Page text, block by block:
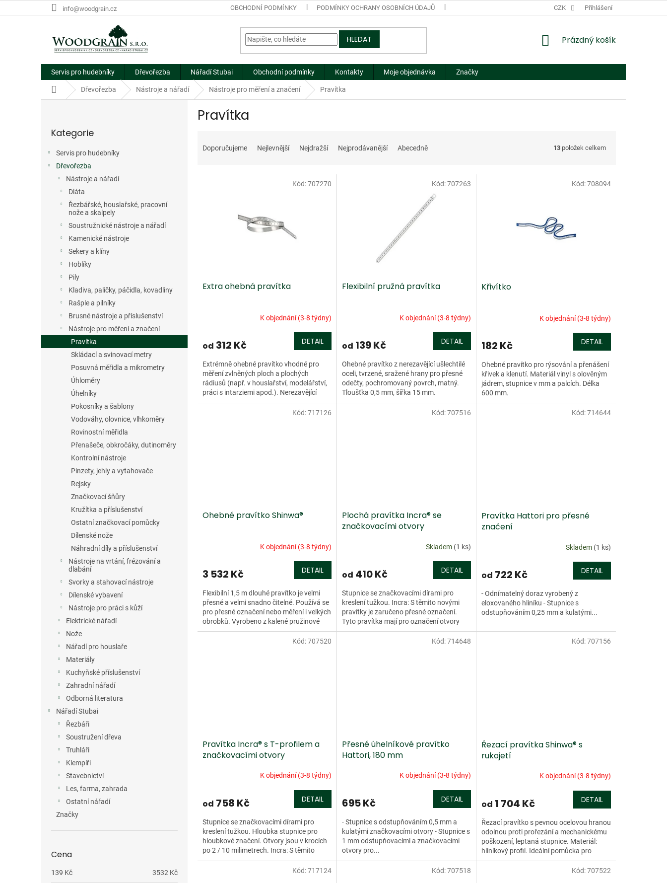
na
info@woodgrain.cz OBCHODNÍ PODMÍNKY PODMÍNKY OCHRANY OSOBNÍCH ÚDAJŮ NÁHRADNÍ PLNĚNÍ
CZK Přihlášení
HLEDAT
NÁKUPNÍ
Prázdný košík
Servis pro hudebníky Dřevořezba Nářadí Stubai Obchodní podmínky Kontakty Moje objednávka Značky
Domů Dřevořezba Nástroje a nářadí Nástroje pro měření a značení Pravítka
kategorie
Kategorie
Servis pro hudebníky
Dřevořezba
Nástroje a nářadí
Dláta
Řezbářské, houslařské, pracovní
nože a skalpely
Soustružnické nástroje a nářadí
Kamenické nástroje
Sekery a klíny
Hoblíky
Pily
Kladiva, paličky, páčidla, kovadliny
Rašple a pilníky
Brusné nástroje a příslušenství
Nástroje pro měření a značení
Pravítka
Skládací a svinovací metry
Posuvná měřidla a mikrometry
Úhloměry
Úhelníky
Pokosníky a šablony
Vodováhy, olovnice, vlhkoměry
Rovinostní měřidla
Přenašeče, obkročáky, dutinoměry
Kontrolní nástroje
Pinzety, jehly a vytahovače
Rejsky
Značkovací šňůry
Kružítka a příslušenství
Ostatní značkovací pomůcky
Dílenské nože
Náhradní díly a příslušenství
Nástroje na vrtání, frézování a
dlabání
Svorky a stahovací nástroje
Dílenské vybavení
Nástroje pro práci s kůží
Elektrické nářadí
Nože
Nářadí pro houslaře
Materiály
Kuchyňské příslušenství
Zahradní nářadí
Odborná literatura
Nářadí Stubai
Řezbáři
Soustružení dřeva
Truhláři
Klempíři
Stavebnictví
Les, farma, zahrada
Ostatní nářadí
Značky
Cena
139 Kč 3532 Kč
Pravítka
aDoporučujeme Nejlevnější Nejdražší Nejprodávanější Abecedně 13 položek celkem
Extra ohebná pravítka
K objednání (3-8 týdny)
od 312 Kč DETAIL
Extrémně ohebné pravítko vhodné pro
měření zvlněných ploch a plochých
rádiusů (např. v houslařství, modelářství,
práci s intarziemi apod.). Nerezavějící
ušlechtilá ocel,...
Kód:707270
Flexibilní pružná pravítka
K objednání (3-8 týdny)
od 139 Kč DETAIL
Ohebné pravítko z nerezavějící ušlechtilé
oceli, tvrzené, sražené hrany pro přesné
odečty, pochromovaný povrch, matný.
Tloušťka 0,5 mm, šířka 15 mm.
Kód:707263
Křivítko
K objednání (3-8 týdny)
182 Kč DETAIL
Ohebné pravítko pro rýsování a přenášení
křivek a klenutí. Materiál vinyl s olověným
jádrem, stupnice v mm a palcích. Délka
600 mm.
Kód:708094
Ohebné pravítko Shinwa®
K objednání (3-8 týdny)
3 532 Kč DETAIL
Flexibilní 1,5 m dlouhé pravítko je velmi
přesné a velmi snadno čitelné. Používá se
pro přesné označení nebo měření i velkých
obrobků. Vyrobeno z kalené pružinové
oceli....
Kód:717126
Plochá pravítka Incra® se
značkovacími otvory
Skladem (1 ks)
od 410 Kč DETAIL
Stupnice se značkovacími dírami pro
kreslení tužkou. Incra: S těmito novými
pravítky je zaručeno přesné označení.
Tyto pravítka mají pro označení otvory
nebo štěrbiny které...
Kód:707516
Pravítka Hattori pro přesné
značení
Skladem (1 ks)
od 722 Kč DETAIL
- Odnímatelný doraz vyrobený z
eloxovaného hliníku - Stupnice s
odstupňováním 0,25 mm a kulatými...
Kód:714644
Pravítka Incra® s T-profilem a
značkovacími otvory
K objednání (3-8 týdny)
od 758 Kč DETAIL
Stupnice se značkovacími dírami pro
kreslení tužkou. Hloubka stupnice pro
hloubkové značení. Otvory jsou v krocích
po 2 / 10 milimetrech. Incra: S těmito
novými pravítky je...
Kód:707520
Přesné úhelníkové pravítko
Hattori, 180 mm
K objednání (3-8 týdny)
695 Kč DETAIL
- Stupnice s odstupňováním 0,5 mm a
kulatými značkovacími otvory - Stupnice s
1 mm odstupňovacími a značkovacími
otvory pro...
Kód:714648
Řezací pravítka Shinwa® s
rukojetí
K objednání (3-8 týdny)
od 1 704 Kč DETAIL
Řezací pravítko s pevnou ocelovou hranou
odolnou proti prořezání a mechanickému
poškození, leptaná stupnice. Materiál:
hliníkový profil. Ideální pomůcka pro
přesné pravoúhlé...
Kód:707156
Kód:717124 Kód:707518 Kód:707522